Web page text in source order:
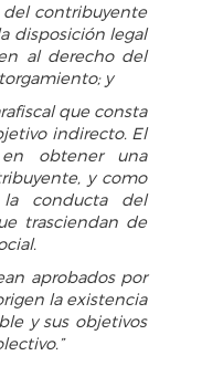
contribuyente
disposición legal
al derecho del
y
que consta
indirecto. El
obtener una
y como
conducta del
trasciendan de
aprobados por
la existencia
y sus objetivos